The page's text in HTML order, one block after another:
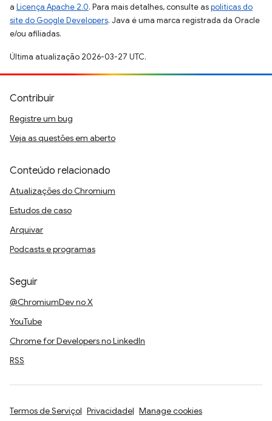
a Licença Apache 2.0. Para mais detalhes, consulte aspolíticas do
site do Google Developers. Java é uma marca registrada da Oracle
e/ou afiliadas.
Última atualização 2026-03-27 UTC.
Contribuir
Registre um bug
Veja as questões em aberto
Conteúdo relacionado
Atualizações do Chromium
Estudos de caso
Arquivar
Podcasts e programas
Seguir
@ChromiumDev no X
YouTube
Chrome for Developers no LinkedIn
RSS
Termos de Serviço Privacidade Manage cookies